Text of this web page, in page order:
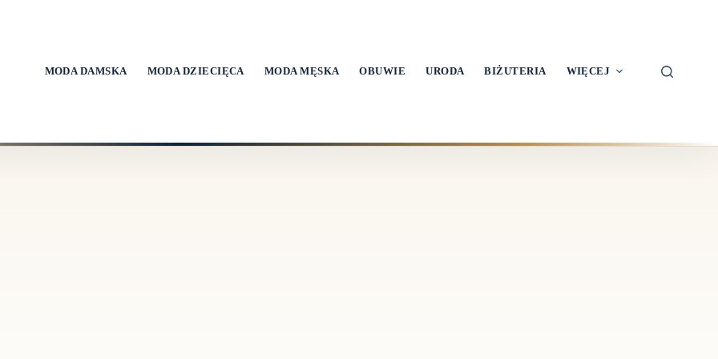
MODA DAMSKA MODA DZIECIĘCA MODA MĘSKA OBUWIE URODA BIŻUTERIA WIĘCEJ